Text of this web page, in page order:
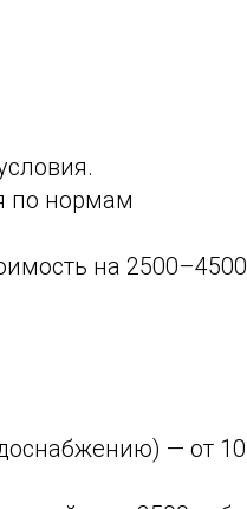
по нормам
на 2500–4500
— от 10